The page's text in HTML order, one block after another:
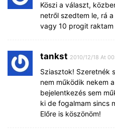
Köszi a választ,
netről szedtem le, rá
vagy 10 progit
tankst 2010/12/18 At
Sziasztok! Szeretnék
nem működik nekem
bejelentkezés sem
ki de fogalmam sincs
Előre is köszönöm!